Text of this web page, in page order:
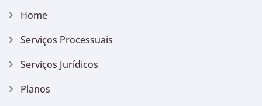
Home
Serviços Processuais
Serviços Jurídicos
Planos